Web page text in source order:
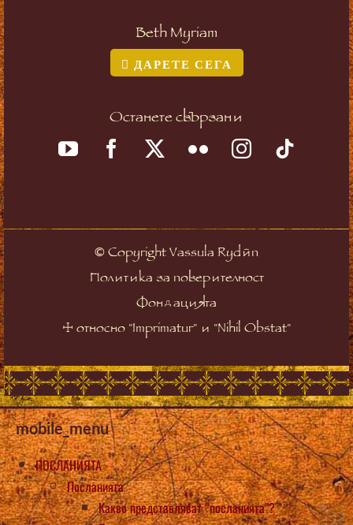
Beth Myriam
ДАРЕТЕ СЕГА
Останете свързани
© Copyright Vassula Rydén
Политика за поверителност
Фондацията
☩ относно "Imprimatur" и "Nihil Obstat"
mobile_menu
ПОСЛАНИЯТА
Посланията
Какво представляват “посланията”?